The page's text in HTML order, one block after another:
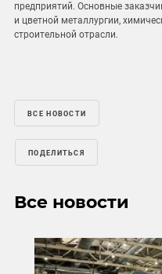
предприятий. Основные
и цветной металлургии,
строительной отрасли.
ВСЕ НОВОСТИ
ПОДЕЛИТЬСЯ
Все новости